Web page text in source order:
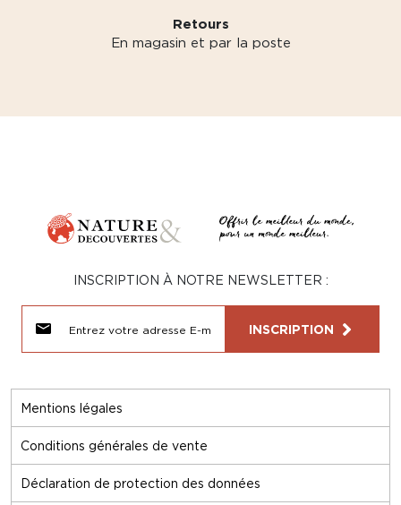
Retours
En magasin et par la poste
Mentions légales
Conditions générales de vente
Déclaration de protection des données
INSCRIPTION À NOTRE NEWSLETTER :
INSCRIPTION